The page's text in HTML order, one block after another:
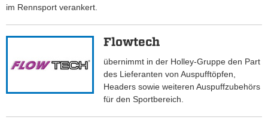
im Rennsport verankert.
Flowtech
übernimmt in der Holley-Gruppe den Part
des Lieferanten von Auspufftöpfen,
Headers sowie weiteren Auspuffzubehörs
für den Sportbereich.